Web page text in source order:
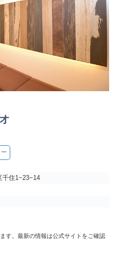
千住1−23−14
す。最新の情報は公式サイトをご確認